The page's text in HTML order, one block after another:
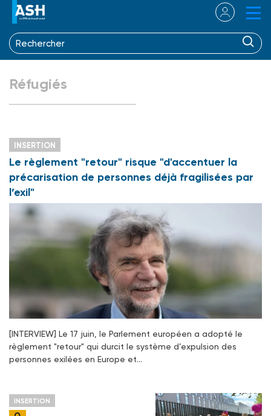
Réfugiés
INSERTION
Le règlement "retour" risque "d'accentuer la
précarisation de personnes déjà fragilisées par
l’exil"
[INTERVIEW] Le 17 juin, le Parlement européen a adopté le
règlement "retour" qui durcit le système d’expulsion des
personnes exilées en Europe et…
INSERTION